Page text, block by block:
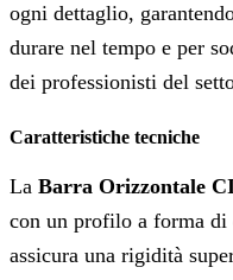
ogni dettaglio,
durare nel tempo e per
dei professionisti del
Caratteristiche tecniche
La Barra Orizzontale
con un profilo a forma di
assicura una rigidità